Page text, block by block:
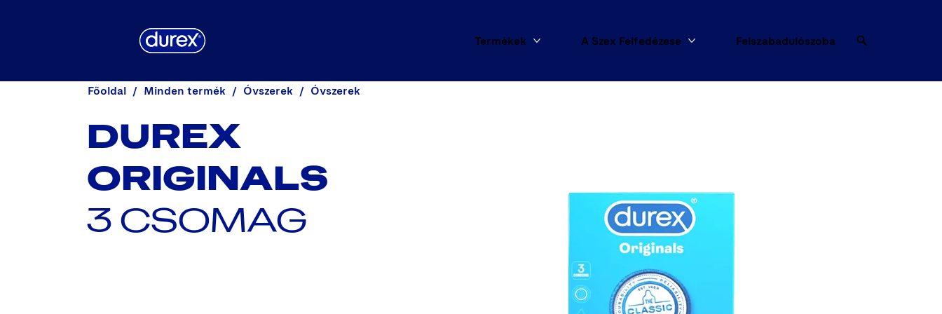
Termékek Több TermékekA Szex Felfedézese Több A Szex Felfedézese
Felszabadulószoba
Főoldal Minden termék Óvszerek Óvszerek
DUREX
ORIGINALS
3 CSOMAG